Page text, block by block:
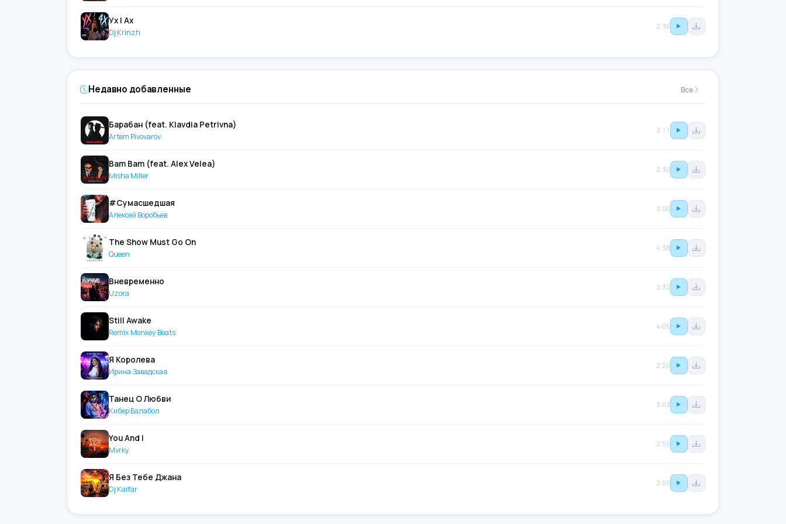
Ух І Ах
Dj Krinzh
2:36
Недавно добавленные Все
Барабан (feat. Klavdia Petrivna)
Artem Pivovarov
3:11
Bam Bam (feat. Alex Velea)
Misha Miller
2:30
#Сумасшедшая
Алексей Воробьев
3:00
The Show Must Go On
Queen
4:38
Вневременно
Uzora
2:32
Still Awake
Remix Monkey Beats
4:05
Я Королева
Ирина Завадская
2:20
Танец О Любви
Кибер Балабол
3:03
You And I
Mvrky.
2:50
Я Без Тебе Джана
Dj Kaifar
2:50